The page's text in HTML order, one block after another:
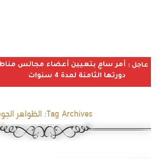
عاجل : أمر سامٍ بتعيين أعضاء مجالس
دورتها الثامنة لمدة 4 سنوات
Tag Archives: الظواهر